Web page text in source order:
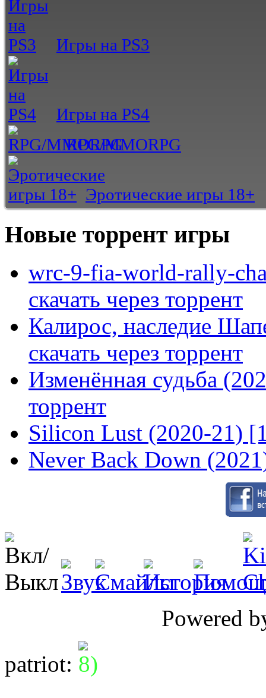
Игры на PS3
Игры на PS4
RPG/MMORPG
Эротические игры 18+
Новые торрент игры
wrc-9-fia-world-rally-
скачать через торрент
Калирос, наследие
скачать через торрент
Изменённая судьба
торрент
Silicon Lust (2020-21)
Never Back Down
Powered
patriot: